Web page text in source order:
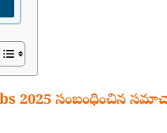
2025 సంబంధించిన